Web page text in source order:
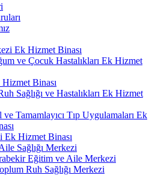
Ek Hizmet Binası
ve Çocuk Hastalıkları Ek Hizmet
Binası
Sağlığı ve Hastalıkları Ek Hizmet
ve Tamamlayıcı Tıp Uygulamaları Ek
Ek Hizmet Binası
Sağlığı Merkezi
Eğitim ve Aile Merkezi
Ruh Sağlığı Merkezi